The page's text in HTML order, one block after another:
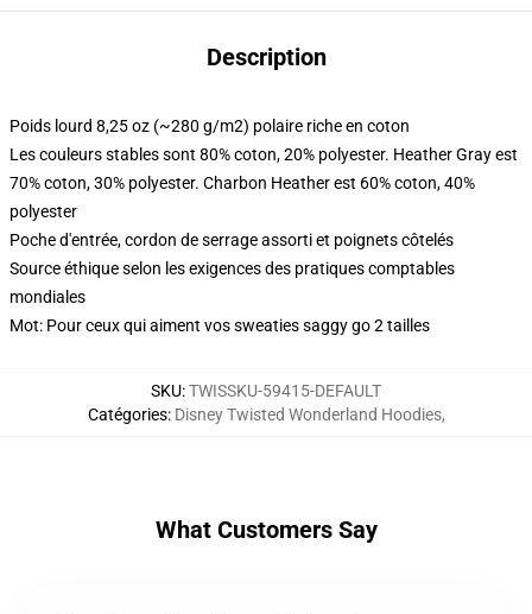
Description
Poids lourd 8,25 oz (~280 g/m2) polaire riche en coton
Les couleurs stables sont 80% coton, 20% polyester. Heather Gray est
70% coton, 30% polyester. Charbon Heather est 60% coton, 40%
polyester
Poche d'entrée, cordon de serrage assorti et poignets côtelés
Source éthique selon les exigences des pratiques comptables
mondiales
Mot: Pour ceux qui aiment vos sweaties saggy go 2 tailles
SKU:TWISSKU-59415-DEFAULT
Catégories: Disney Twisted Wonderland Hoodies,
What Customers Say